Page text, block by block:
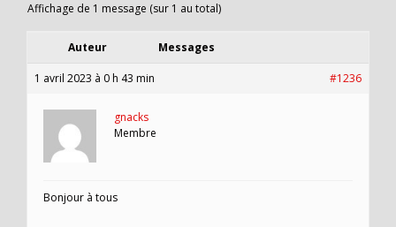
Affichage de 1 message (sur 1 au total)
Auteur Messages
1 avril 2023 à 0 h 43 min #1236
gnacks
Membre
Bonjour à tous